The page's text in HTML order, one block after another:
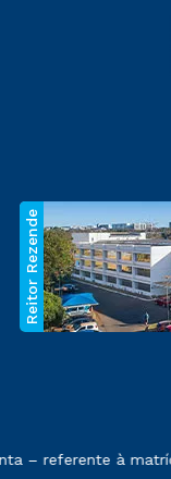
Reitor Rezende
no contrato
– referente à